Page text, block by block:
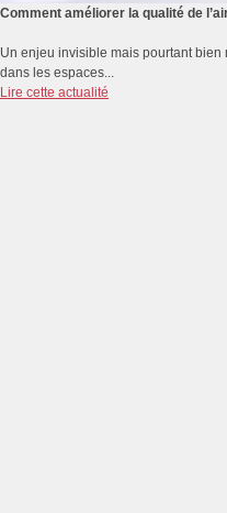
Comment améliorer la qualité de
Un enjeu invisible mais pourtant
dans les espaces...
Lire cette actualité